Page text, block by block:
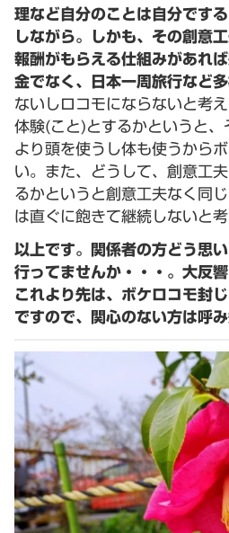
理など自分のことは自分です
しながら。しかも、その創意
報酬がもらえる仕組みがあれ
金でなく、日本一周旅行など
ないしロコモにならないと考
体験(こと)とするかというと、
より頭を使うし体も使うから
い。また、どうして、創意工
るかというと創意工夫なく同
は直ぐに飽きて継続しないと考
以上です。関係者の方どう思
行ってませんか・・・。大反響
これより先は、ボケロコモ封
ですので、関心のない方は呼み